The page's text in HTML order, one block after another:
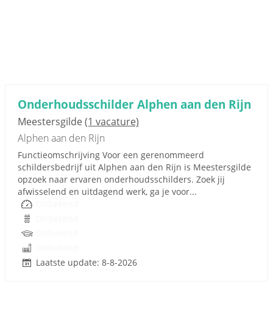
Onderhoudsschilder Alphen aan den Rijn
Meestersgilde(1 vacature)
Alphen aan den Rijn
Functieomschrijving Voor een gerenommeerd
schildersbedrijf uit Alphen aan den Rijn is Meestersgilde
opzoek naar ervaren onderhoudsschilders. Zoek jij
afwisselend en uitdagend werk, ga je voor...
Laatste update: 8-8-2026